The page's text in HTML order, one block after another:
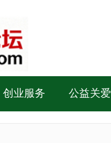
创业服务 公益关爱